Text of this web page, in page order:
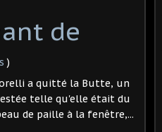
de
)
a quitté la Butte, un
telle qu'elle était du
de paille à la fenêtre,...